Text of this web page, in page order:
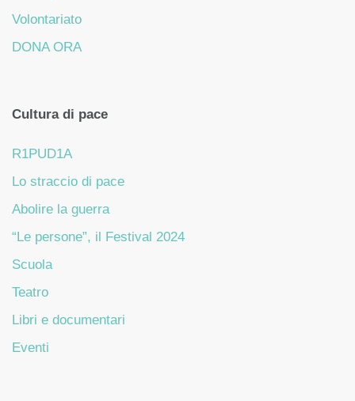
Volontariato
DONA ORA
Cultura di pace
R1PUD1A
Lo straccio di pace
Abolire la guerra
“Le persone”, il Festival 2024
Scuola
Teatro
Libri e documentari
Eventi